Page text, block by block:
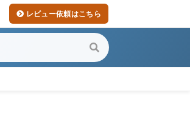
レビュー依頼はこちら